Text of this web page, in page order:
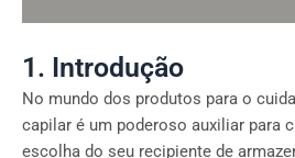
1. Introdução
No mundo dos produtos para o
capilar é um poderoso auxiliar para
escolha do seu recipiente de